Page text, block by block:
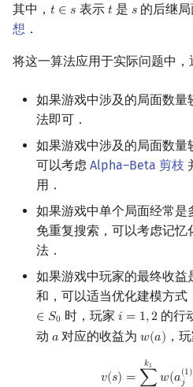
其它 DP 方法
Manacher
回文树
序列自动机
最小表示法
Lyndon 分解
Main–Lorentz 算法
同余方程
二次剩余
阶 & 原根
离散对数
高次剩余 & 单位根
数论分块
莫比乌斯反演
杜教筛
Powerful Number 筛
指数生成函数
跳表
可持久化数据结构
树套树
K-D Tree
动态树
析合树
手指树
霍夫曼树
2-SAT
欧拉图
哈密顿图
二分图
平面图
网络流
图的匹配
15-puzzle
Kahan 求和
珂朵莉树/颜色段均摊
空间优化简介
其中， 𝑡 ∈ 𝑠
t ∈s 表示 𝑡
t 是 𝑠
s 的后继
想 ．
将这一算法应用于实际问题中，
如果游戏中涉及的局面数
法即可．
如果游戏中涉及的局面数量
可以考虑 Alpha–Beta 剪枝
用．
如果游戏中单个局面经常
免重复搜索，可以考虑记
法．
如果游戏中玩家的最终收益
和，可以适当优化建模方式
∈ 𝑆0 时，玩家 𝑖 = 1,2
i=1, 2 的行
动 𝑎
a 对应的收益为𝑤(𝑎)
w(a) ，
𝑣(𝑠) =
𝑘1
∑𝑤(𝑎(1)
1k1 1)